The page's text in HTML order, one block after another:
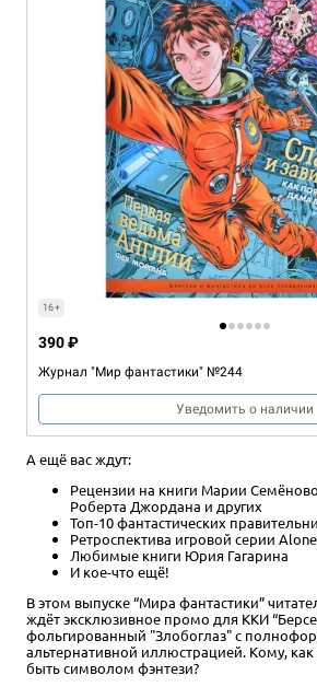
16+
Журнал "Мир фантастики" №244
390 ₽
Уведомить о наличии
А ещё вас ждут:
Рецензии на книги Марии
Роберта Джордана и других
Топ-10 фантастических
Ретроспектива игровой серии
Любимые книги Юрия Гагарина
И кое-что ещё!
В этом выпуске “Мира фантастики”
ждёт эксклюзивное промо для ККИ
фольгированный "Злобоглаз" с
альтернативной иллюстрацией. Кому, как
быть символом фэнтези?